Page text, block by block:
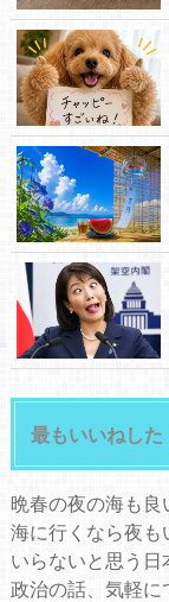
最もいいねした
晩春の夜の海も良
海に行くなら夜も
いらないと思う日
政治の話、気軽に